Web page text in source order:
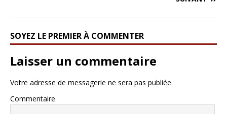
SOYEZ LE PREMIER À COMMENTER
Laisser un commentaire
Votre adresse de messagerie ne sera pas publiée.
Commentaire